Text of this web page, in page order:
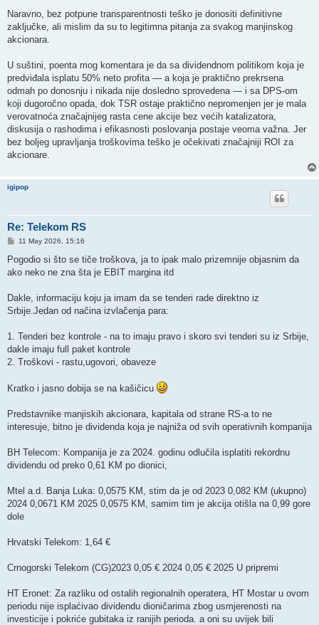
Naravno, bez potpune transparentnosti teško je donositi definitivne
zaključke, ali mislim da su to legitimna pitanja za svakog manjinskog
akcionara.
U suštini, poenta mog komentara je da sa dividendnom politikom koja je
predviđala isplatu 50% neto profita — a koja je praktično prekrsena
odmah po donosnju i nikada nije dosledno sprovedena — i sa DPS-om
koji dugoročno opada, dok TSR ostaje praktično nepromenjen jer je mala
verovatnoća značajnijeg rasta cene akcije bez većih katalizatora,
diskusija o rashodima i efikasnosti poslovanja postaje veoma važna. Jer
bez boljeg upravljanja troškovima teško je očekivati značajniji ROI za
akcionare.
igipop
Re: Telekom RS
P
s
11 May 2026, 15:16
Pogodio si što se tiče troškova, ja to ipak malo prizemnije objasnim da
ako neko ne zna šta je EBIT margina itd
Dakle, informaciju koju ja imam da se tenderi rade direktno iz
Srbije.Jedan od načina izvlačenja para:
1. Tenderi bez kontrole - na to imaju pravo i skoro svi tenderi su iz Srbije,
dakle imaju full paket kontrole
2. Troškovi - rastu,ugovori, obaveze
Kratko i jasno dobija se na kašičicu
Predstavnike manjiskih akcionara, kapitala od strane RS-a to ne
interesuje, bitno je dividenda koja je najniža od svih operativnih kompanija
BH Telecom: Kompanija je za 2024. godinu odlučila isplatiti rekordnu
dividendu od preko 0,61 KM po dionici,
Mtel a.d. Banja Luka: 0,0575 KM, stim da je od 2023 0,082 KM (ukupno)
2024 0,0671 KM 2025 0,0575 KM, samim tim je akcija otišla na 0,99 gore
dole
Hrvatski Telekom: 1,64 €
Crnogorski Telekom (CG)2023 0,05 € 2024 0,05 € 2025 U pripremi
HT Eronet: Za razliku od ostalih regionalnih operatera, HT Mostar u ovom
periodu nije isplaćivao dividendu dioničarima zbog usmjerenosti na
investicije i pokriće gubitaka iz ranijih perioda. a oni su uvijek bili